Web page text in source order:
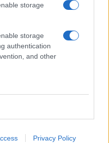
storage
storage
authentication
and other
Privacy Policy
Ατρόμητος και Novibet